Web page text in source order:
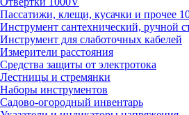
Пассатижи, клещи, кусачки и прочее
Инструмент сантехнический, ручной
Инструмент для слаботочных кабелей
Измерители расстояния
Средства защиты от электротока
Лестницы и стремянки
Наборы инструментов
Садово-огородный инвентарь